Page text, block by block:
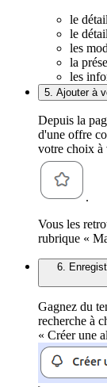
le
le
les
la
les
5. Ajouter à
Depuis la
d'une offre
votre choix à
.
Vous les
rubrique «
6.
Gagnez du
recherche à
« Créer une